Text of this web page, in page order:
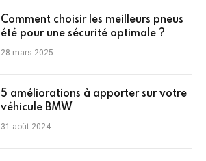
Comment choisir les meilleurs pneus
été pour une sécurité optimale ?
28 mars 2025
5 améliorations à apporter sur votre
véhicule BMW
31 août 2024